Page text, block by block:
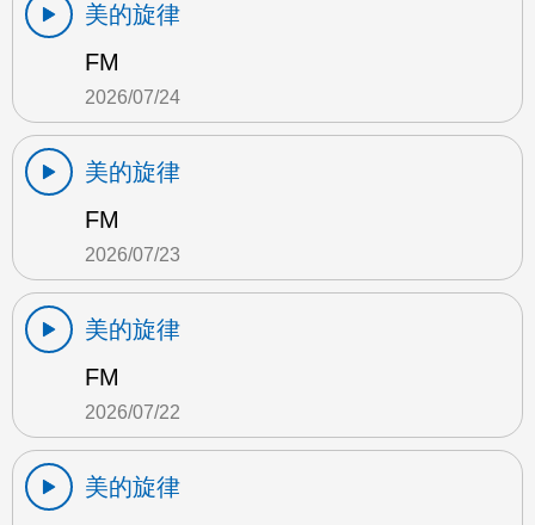
美的旋律
FM
2026/07/24
美的旋律
FM
2026/07/23
美的旋律
FM
2026/07/22
美的旋律